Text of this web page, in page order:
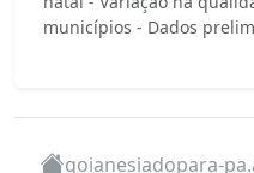
municípios - Dados
goianesiadopara-